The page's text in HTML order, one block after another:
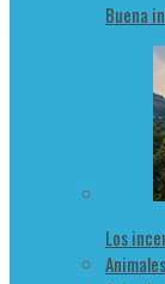
Buena
Los